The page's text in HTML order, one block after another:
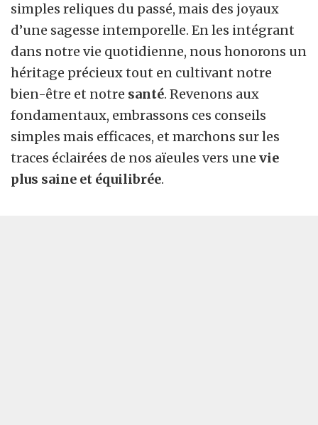
simples reliques du passé, mais des joyaux
d’une sagesse intemporelle. En les intégrant
dans notre vie quotidienne, nous honorons un
héritage précieux tout en cultivant notre
bien-être et notre santé. Revenons aux
fondamentaux, embrassons ces conseils
simples mais efficaces, et marchons sur les
traces éclairées de nos aïeules vers une vie
plus saine et équilibrée.